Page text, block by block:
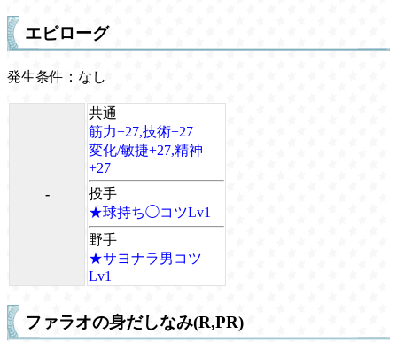
エピローグ
発生条件：なし
-
共通
筋力+27,技術+27
変化/敏捷+27,精神
+27
投手
★球持ち◯コツLv1
野手
★サヨナラ男コツ
Lv1
ファラオの身だしなみ(R,PR)